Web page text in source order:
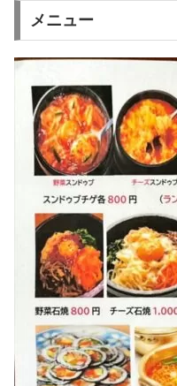
メニュー